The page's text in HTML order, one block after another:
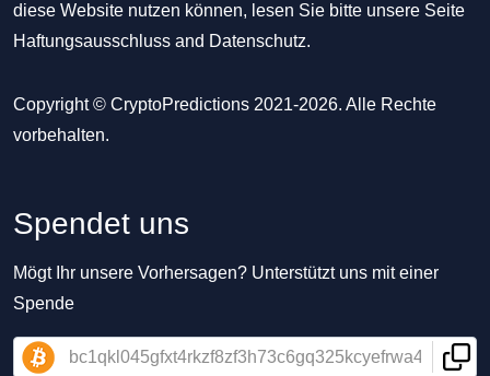
diese Website nutzen können, lesen Sie bitte unsere Seite
Haftungsausschluss and Datenschutz.
Copyright © CryptoPredictions 2021-2026. Alle Rechte
vorbehalten.
Spendet uns
Mögt Ihr unsere Vorhersagen? Unterstützt uns mit einer
Spende